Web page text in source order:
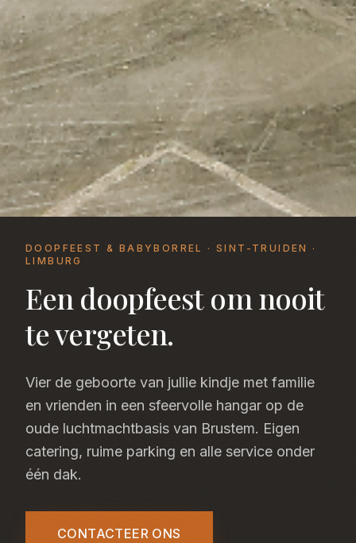
DOOPFEEST & BABYBORREL · SINT-TRUIDEN ·
LIMBURG
Een doopfeest om nooit
te vergeten.
Vier de geboorte van jullie kindje met familie
en vrienden in een sfeervolle hangar op de
oude luchtmachtbasis van Brustem. Eigen
catering, ruime parking en alle service onder
één dak.
CONTACTEER ONS